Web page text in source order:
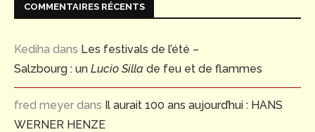
COMMENTAIRES RÉCENTS
Kediha dans Les festivals de l’été –
Salzbourg : un Lucio Silla de feu et de flammes
fred meyer dans Il aurait 100 ans aujourd’hui : HANS
WERNER HENZE